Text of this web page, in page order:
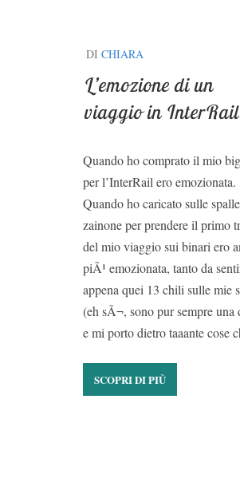
DI CHIARA
L’emozione di un
viaggio in InterRail
Quando ho comprato il mio
per l’InterRail ero emozionata.
Quando ho caricato sulle
zainone per prendere il primo
del mio viaggio sui binari ero
piÃ¹ emozionata, tanto da
appena quei 13 chili sulle mie
(eh sÃ¬, sono pur sempre una
e mi porto dietro taaante cose
SCOPRI DI PIÙ